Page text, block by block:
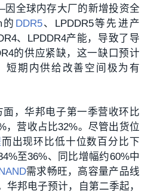
全球内存大厂的新增投资全
的 DDR5、LPDDR5等先进产
、LPDDR4产能，导致了导
的供应紧缺，这一缺口预计
短期内供给改善空间极为有
面，华邦电子第一季营收环比
，营收占比32%。尽管出货位
而出现环比低十位数百分比下
至36%、同比增幅约60%中
需求畅旺，高容量产品线
华邦电子预计，自第二季起，